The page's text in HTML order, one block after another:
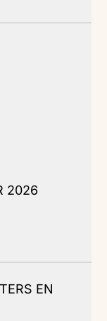
2026
EN